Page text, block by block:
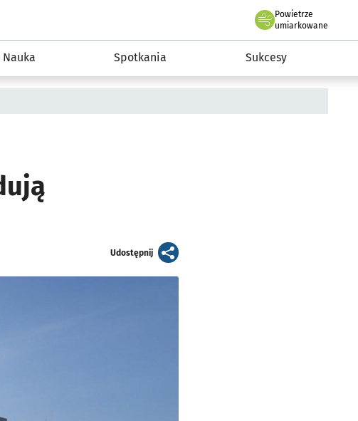
rozwoju przedsiębiorczości miasta Wrocławia
Powietrze
we Wrocławiu
umiarkowane
Nauka Spotkania Sukcesy
Udostępnijartykuł